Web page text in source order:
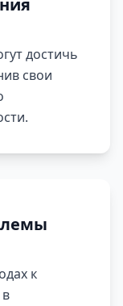
достичь
свои
к